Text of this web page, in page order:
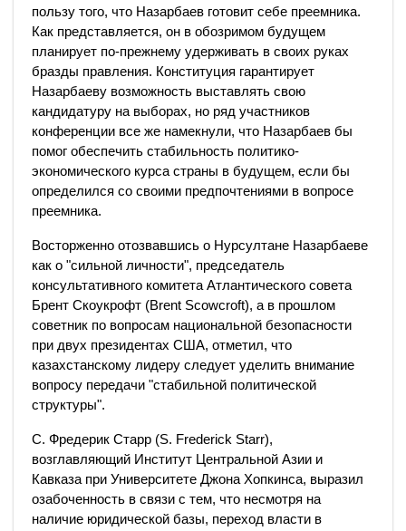
пользу того, что Назарбаев готовит себе преемника.
Как представляется, он в обозримом будущем
планирует по-прежнему удерживать в своих руках
бразды правления. Конституция гарантирует
Назарбаеву возможность выставлять свою
кандидатуру на выборах, но ряд участников
конференции все же намекнули, что Назарбаев бы
помог обеспечить стабильность политико-
экономического курса страны в будущем, если бы
определился со своими предпочтениями в вопросе
преемника.
Восторженно отозвавшись о Нурсултане Назарбаеве
как о "сильной личности", председатель
консультативного комитета Атлантического совета
Брент Скоукрофт (Brent Scowcroft), а в прошлом
советник по вопросам национальной безопасности
при двух президентах США, отметил, что
казахстанскому лидеру следует уделить внимание
вопросу передачи "стабильной политической
структуры".
С. Фредерик Старр (S. Frederick Starr),
возглавляющий Институт Центральной Азии и
Кавказа при Университете Джона Хопкинса, выразил
озабоченность в связи с тем, что несмотря на
наличие юридической базы, переход власти в